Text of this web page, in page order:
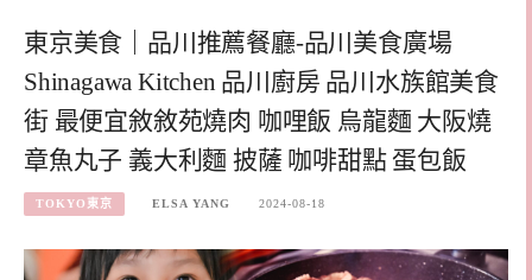
東京美食｜品川推薦餐廳-品川美食廣場
Shinagawa Kitchen 品川廚房 品川水族館美食
街 最便宜敘敘苑燒肉 咖哩飯 烏龍麵 大阪燒
章魚丸子 義大利麵 披薩 咖啡甜點 蛋包飯
TOKYO東京 ELSA YANG 2024-08-18